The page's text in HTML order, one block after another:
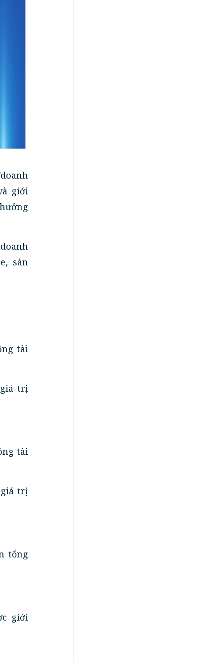
giới
sàn
tài
giá trị
tài
giá trị
tổng
giới